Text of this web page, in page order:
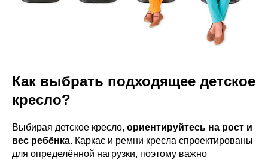
Как выбрать подходящее детское
кресло?
Выбирая детское кресло, ориентируйтесь на рост и
вес ребёнка. Каркас и ремни кресла спроектированы
для определённой нагрузки, поэтому важно